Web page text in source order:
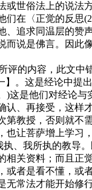
世俗法上的说法
在〈正觉的反
追求同温层的
说是佛言。因
评的内容，此文
】。这是经论中
这是他们对经论
、再接受，这
教授，否则就
让菩萨增上学
、我所执的教导
关资料；而且正
者是看不懂，或
常法才能开始